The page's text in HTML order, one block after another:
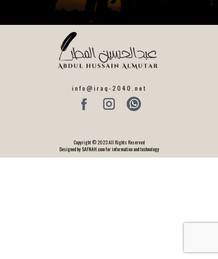
info@iraq-2040.net
Copyright © 2023 All Rights Reserved
Designed by SAFNAH.com for information and technology